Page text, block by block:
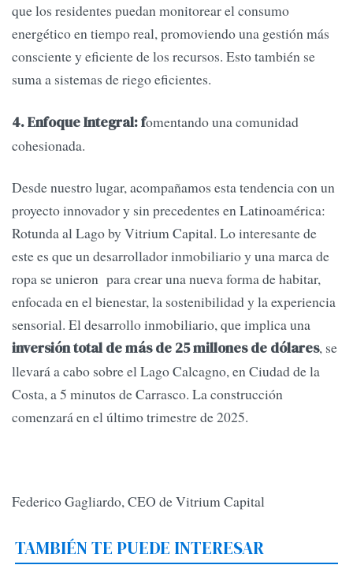
que los residentes puedan monitorear el consumo
energético en tiempo real, promoviendo una gestión más
consciente y eficiente de los recursos. Esto también se
suma a sistemas de riego eficientes.
4. Enfoque Integral: fomentando una comunidad
cohesionada.
Desde nuestro lugar, acompañamos esta tendencia con un
proyecto innovador y sin precedentes en Latinoamérica:
Rotunda al Lago by Vitrium Capital. Lo interesante de
este es que un desarrollador inmobiliario y una marca de
ropa se unieron para crear una nueva forma de habitar,
enfocada en el bienestar, la sostenibilidad y la experiencia
sensorial. El desarrollo inmobiliario, que implica una
inversión total de más de 25 millones de dólares, se
llevará a cabo sobre el Lago Calcagno, en Ciudad de la
Costa, a 5 minutos de Carrasco. La construcción
comenzará en el último trimestre de 2025.
Federico Gagliardo, CEO de Vitrium Capital
TAMBIÉN TE PUEDE INTERESAR